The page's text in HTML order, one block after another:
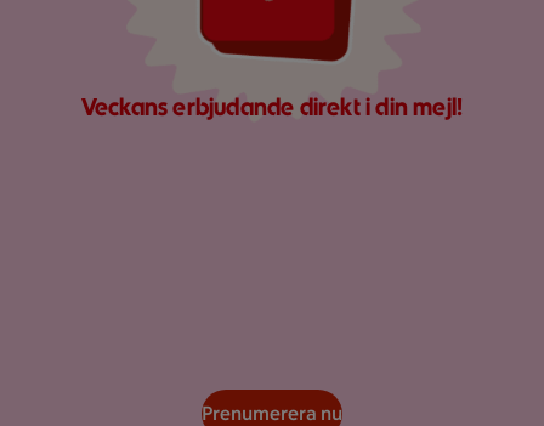
Veckans erbjudande direkt i din mejl!
Prenumerera nu